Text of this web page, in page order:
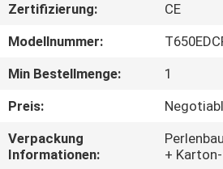
AUSFLUG
TRETEN
SIE
Zertifizierung:
CE
Modellnummer:
Min Bestellmenge:
1
Preis:
Verpackung
Informationen:
+